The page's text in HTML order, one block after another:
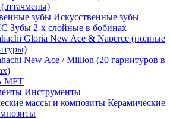
Искусственные зубы
Зубы 2-х слойные в бобинах
Gloria New Ace & Naperce (полные
New Ace / Million (20 гарнитуров в
MFT
Инструменты
Керамические